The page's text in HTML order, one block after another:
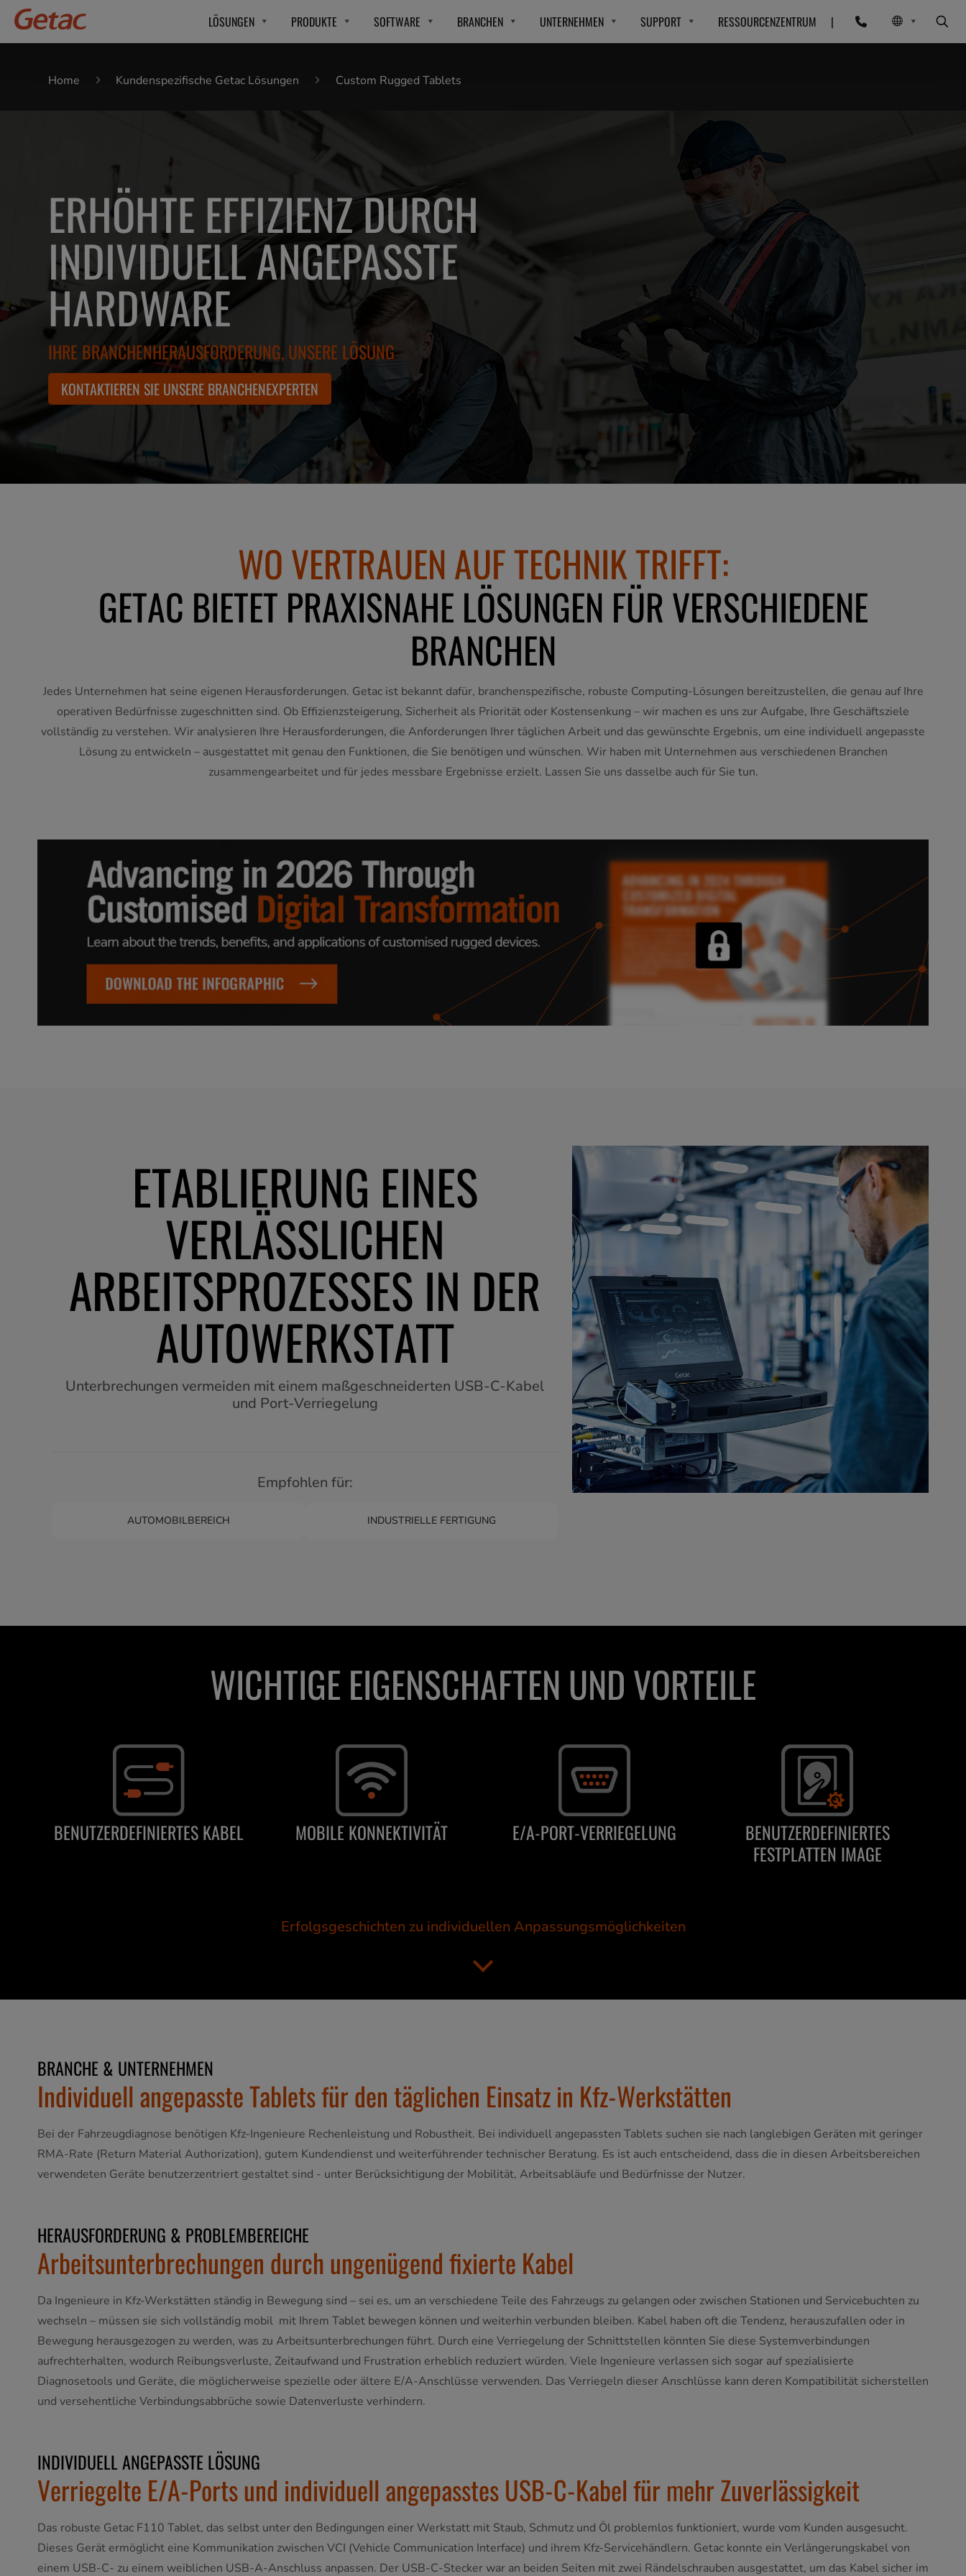
LÖSUNGEN PRODUKTE SOFTWARE BRANCHEN UNTERNEHMEN SUPPORT RESSOURCENZENTRUM |
Home Kundenspezifische Getac Lösungen Custom Rugged Tablets
ERHÖHTE EFFIZIENZ DURCH
INDIVIDUELL ANGEPASSTE
HARDWARE
IHRE BRANCHENHERAUSFORDERUNG, UNSERE LÖSUNG
KONTAKTIEREN SIE UNSERE BRANCHENEXPERTEN
WO VERTRAUEN AUF TECHNIK TRIFFT:
GETAC BIETET PRAXISNAHE LÖSUNGEN FÜR VERSCHIEDENE
BRANCHEN
Jedes Unternehmen hat seine eigenen Herausforderungen. Getac ist bekannt dafür, branchenspezifische, robuste Computing-Lösungen bereitzustellen, die genau auf Ihre
operativen Bedürfnisse zugeschnitten sind. Ob Effizienzsteigerung, Sicherheit als Priorität oder Kostensenkung – wir machen es uns zur Aufgabe, Ihre Geschäftsziele
vollständig zu verstehen. Wir analysieren Ihre Herausforderungen, die Anforderungen Ihrer täglichen Arbeit und das gewünschte Ergebnis, um eine individuell angepasste
Lösung zu entwickeln – ausgestattet mit genau den Funktionen, die Sie benötigen und wünschen. Wir haben mit Unternehmen aus verschiedenen Branchen
zusammengearbeitet und für jedes messbare Ergebnisse erzielt. Lassen Sie uns dasselbe auch für Sie tun.
ETABLIERUNG EINES
VERLÄSSLICHEN
ARBEITSPROZESSES IN DER
AUTOWERKSTATT
Unterbrechungen vermeiden mit einem maßgeschneiderten USB-C-Kabel
und Port-Verriegelung
Empfohlen für:
AUTOMOBILBEREICH INDUSTRIELLE FERTIGUNG
WICHTIGE EIGENSCHAFTEN UND VORTEILE
BENUTZERDEFINIERTES KABEL MOBILE KONNEKTIVITÄT E/A-PORT-VERRIEGELUNG
BENUTZERDEFINIERTES
FESTPLATTEN IMAGE
Erfolgsgeschichten zu individuellen Anpassungsmöglichkeiten
BRANCHE & UNTERNEHMEN
Individuell angepasste Tablets für den täglichen Einsatz in Kfz-Werkstätten
Bei der Fahrzeugdiagnose benötigen Kfz-Ingenieure Rechenleistung und Robustheit. Bei individuell angepassten Tablets suchen sie nach langlebigen Geräten mit geringer
RMA-Rate (Return Material Authorization), gutem Kundendienst und weiterführender technischer Beratung. Es ist auch entscheidend, dass die in diesen Arbeitsbereichen
verwendeten Geräte benutzerzentriert gestaltet sind - unter Berücksichtigung der Mobilität, Arbeitsabläufe und Bedürfnisse der Nutzer.
HERAUSFORDERUNG & PROBLEMBEREICHE
Arbeitsunterbrechungen durch ungenügend fixierte Kabel
Da Ingenieure in Kfz-Werkstätten ständig in Bewegung sind – sei es, um an verschiedene Teile des Fahrzeugs zu gelangen oder zwischen Stationen und Servicebuchten zu
wechseln – müssen sie sich vollständig mobil mit Ihrem Tablet bewegen können und weiterhin verbunden bleiben. Kabel haben oft die Tendenz, herauszufallen oder in
Bewegung herausgezogen zu werden, was zu Arbeitsunterbrechungen führt. Durch eine Verriegelung der Schnittstellen könnten Sie diese Systemverbindungen
aufrechterhalten, wodurch Reibungsverluste, Zeitaufwand und Frustration erheblich reduziert würden. Viele Ingenieure verlassen sich sogar auf spezialisierte
Diagnosetools und Geräte, die möglicherweise spezielle oder ältere E/A-Anschlüsse verwenden. Das Verriegeln dieser Anschlüsse kann deren Kompatibilität sicherstellen
und versehentliche Verbindungsabbrüche sowie Datenverluste verhindern.
INDIVIDUELL ANGEPASSTE LÖSUNG
Verriegelte E/A-Ports und individuell angepasstes USB-C-Kabel für mehr Zuverlässigkeit
Das robuste Getac F110 Tablet, das selbst unter den Bedingungen einer Werkstatt mit Staub, Schmutz und Öl problemlos funktioniert, wurde vom Kunden ausgesucht.
Dieses Gerät ermöglicht eine Kommunikation zwischen VCI (Vehicle Communication Interface) und ihrem Kfz-Servicehändlern. Getac konnte ein Verlängerungskabel von
einem USB-C- zu einem weiblichen USB-A-Anschluss anpassen. Der USB-C-Stecker war an beiden Seiten mit zwei Rändelschrauben ausgestattet, um das Kabel sicher im